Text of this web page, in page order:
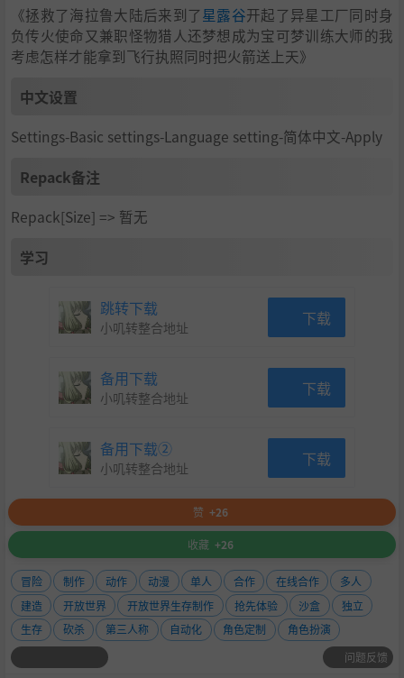
渔业
在创世理想乡中，当然可以进行垂钓。你永远可以相信创世
理想乡。这里有30多种鱼类，你可以将钓上的鱼烹饪，也可
以用龟壳等做盾牌！
如果通过钓鱼你喜欢上了大海的话，你甚至可以变成渔民，
制作船在大海上进行捕鲸！
漂浮滑板，摩托车，直升机，汽车，双翼机，坦克，热气
队伍全员都能乘坐的交通工具，会非常适合世界旅行的！
《拯救了海拉鲁大陆后来到了星露谷开起了异星工厂同时身
负传火使命又兼职怪物猎人还梦想成为宝可梦训练大师的我
考虑怎样才能拿到飞行执照同时把火箭送上天》
中文设置
Settings-Basic settings-Language setting-简体中文-Apply
Repack备注
Repack[Size] => 暂无
学习
跳转下载
小叽转整合地址 下载
备用下载
小叽转整合地址 下载
备用下载②
小叽转整合地址 下载
赞 +26
收藏 +26
冒险 制作 动作 动漫 单人 合作 在线合作
多人
建造
开放世界 开放世界生存制作 抢先体验 沙盒
独立
生存
砍杀 第三人称 自动化 角色定制
角色扮演
问题反馈